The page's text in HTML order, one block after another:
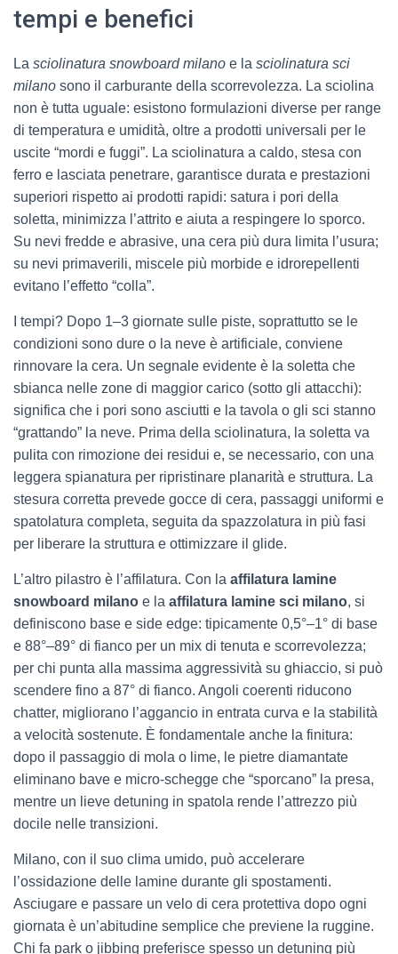
tempi e benefici
La sciolinatura snowboard milano e la sciolinatura sci
milano sono il carburante della scorrevolezza. La sciolina
non è tutta uguale: esistono formulazioni diverse per range
di temperatura e umidità, oltre a prodotti universali per le
uscite “mordi e fuggi”. La sciolinatura a caldo, stesa con
ferro e lasciata penetrare, garantisce durata e prestazioni
superiori rispetto ai prodotti rapidi: satura i pori della
soletta, minimizza l’attrito e aiuta a respingere lo sporco.
Su nevi fredde e abrasive, una cera più dura limita l’usura;
su nevi primaverili, miscele più morbide e idrorepellenti
evitano l’effetto “colla”.
I tempi? Dopo 1–3 giornate sulle piste, soprattutto se le
condizioni sono dure o la neve è artificiale, conviene
rinnovare la cera. Un segnale evidente è la soletta che
sbianca nelle zone di maggior carico (sotto gli attacchi):
significa che i pori sono asciutti e la tavola o gli sci stanno
“grattando” la neve. Prima della sciolinatura, la soletta va
pulita con rimozione dei residui e, se necessario, con una
leggera spianatura per ripristinare planarità e struttura. La
stesura corretta prevede gocce di cera, passaggi uniformi e
spatolatura completa, seguita da spazzolatura in più fasi
per liberare la struttura e ottimizzare il glide.
L’altro pilastro è l’affilatura. Con la affilatura lamine
snowboard milano e la affilatura lamine sci milano, si
definiscono base e side edge: tipicamente 0,5°–1° di base
e 88°–89° di fianco per un mix di tenuta e scorrevolezza;
per chi punta alla massima aggressività su ghiaccio, si può
scendere fino a 87° di fianco. Angoli coerenti riducono
chatter, migliorano l’aggancio in entrata curva e la stabilità
a velocità sostenute. È fondamentale anche la finitura:
dopo il passaggio di mola o lime, le pietre diamantate
eliminano bave e micro-schegge che “sporcano” la presa,
mentre un lieve detuning in spatola rende l’attrezzo più
docile nelle transizioni.
Milano, con il suo clima umido, può accelerare
l’ossidazione delle lamine durante gli spostamenti.
Asciugare e passare un velo di cera protettiva dopo ogni
giornata è un’abitudine semplice che previene la ruggine.
Chi fa park o jibbing preferisce spesso un detuning più